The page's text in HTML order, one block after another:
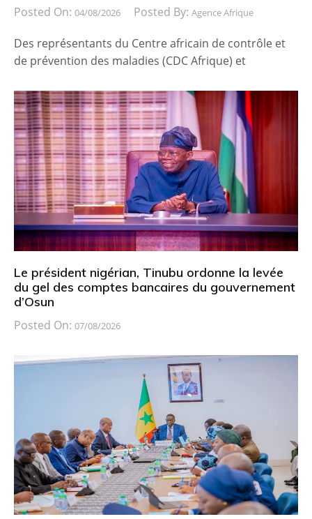
Posted On: 04/08/2026 Posted By: Agence Afrique
Des représentants du Centre africain de contrôle et
de prévention des maladies (CDC Afrique) et
Le président nigérian, Tinubu ordonne la levée
du gel des comptes bancaires du gouvernement
d’Osun
Posted On: 07/08/2026